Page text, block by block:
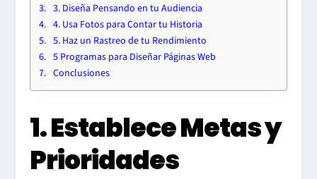
3. Diseña Pensando en tu Audiencia
4. Usa Fotos para Contar tu Historia
5. Haz un Rastreo de tu Rendimiento
5 Programas para Diseñar Páginas Web
Conclusiones
1. Establece Metas y
Prioridades